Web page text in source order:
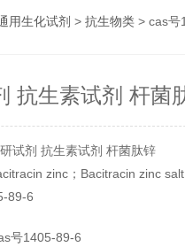
用生化试剂 > 抗生物类 > cas号
抗生素试剂 杆菌
试剂 抗生素试剂 杆菌肽锌
zinc；Bacitracin zinc
89-6
号1405-89-6